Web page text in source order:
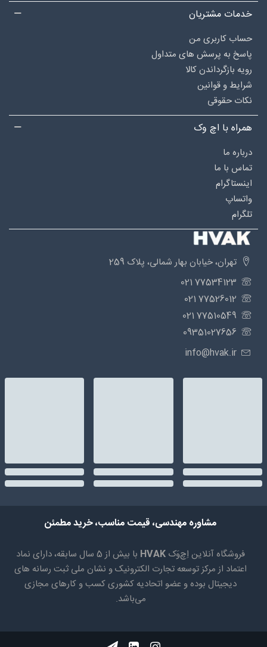
خدمات مشتریان
حساب کاربری من
پاسخ به پرسش های متداول
رویه بازگرداندن کالا
شرایط و قوانین
نکات حقوقی
همراه با اچ وک
درباره‌ ما
تماس با ما
اینستاگرام
واتساپ
تلگرام
تهران، خیابان بهار شمالی، پلاک 259
77534123 021
77526012 021
77510549 021
09351027656
info@hvak.ir
مشاوره مهندسی، قیمت مناسب، خرید مطمئن
فروشگاه آنلاین اِچ‌وَک HVAK
با بیش از 5 سال سابقه، دارای نماد
اعتماد از مرکز توسعه تجارت الکترونیک و نشان ملی ثبت رسانه های
دیجیتال بوده و عضو اتحادیه کشوری کسب و کارهای مجازی
می‌باشد.